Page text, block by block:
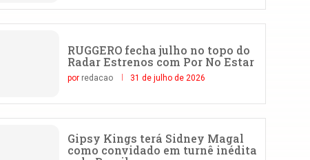
RUGGERO fecha julho no topo do
Radar Estrenos com Por No Estar
por redacao 31 de julho de 2026
Gipsy Kings terá Sidney Magal
como convidado em turnê inédita